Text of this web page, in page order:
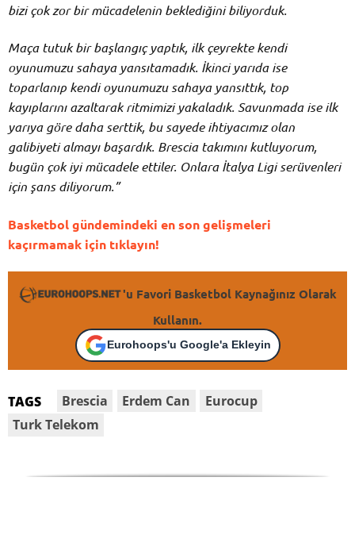
bizi çok zor bir mücadelenin beklediğini biliyorduk.
Maça tutuk bir başlangıç yaptık, ilk çeyrekte kendi
oyunumuzu sahaya yansıtamadık. İkinci yarıda ise
toparlanıp kendi oyunumuzu sahaya yansıttık, top
kayıplarını azaltarak ritmimizi yakaladık. Savunmada ise ilk
yarıya göre daha serttik, bu sayede ihtiyacımız olan
galibiyeti almayı başardık. Brescia takımını kutluyorum,
bugün çok iyi mücadele ettiler. Onlara İtalya Ligi serüvenleri
için şans diliyorum.”
Basketbol gündemindeki en son gelişmeleri
kaçırmamak için tıklayın!
'u Favori Basketbol Kaynağınız Olarak
Kullanın.
Eurohoops'u Google'a Ekleyin
TAGS Brescia Erdem Can
Eurocup
Turk Telekom